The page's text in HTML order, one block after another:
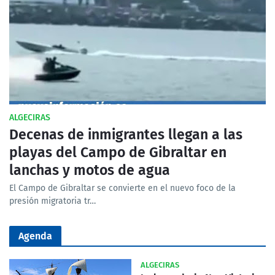
ALGECIRAS
Decenas de inmigrantes llegan a las
playas del Campo de Gibraltar en
lanchas y motos de agua
El Campo de Gibraltar se convierte en el nuevo foco de la
presión migratoria tr…
Agenda
ALGECIRAS